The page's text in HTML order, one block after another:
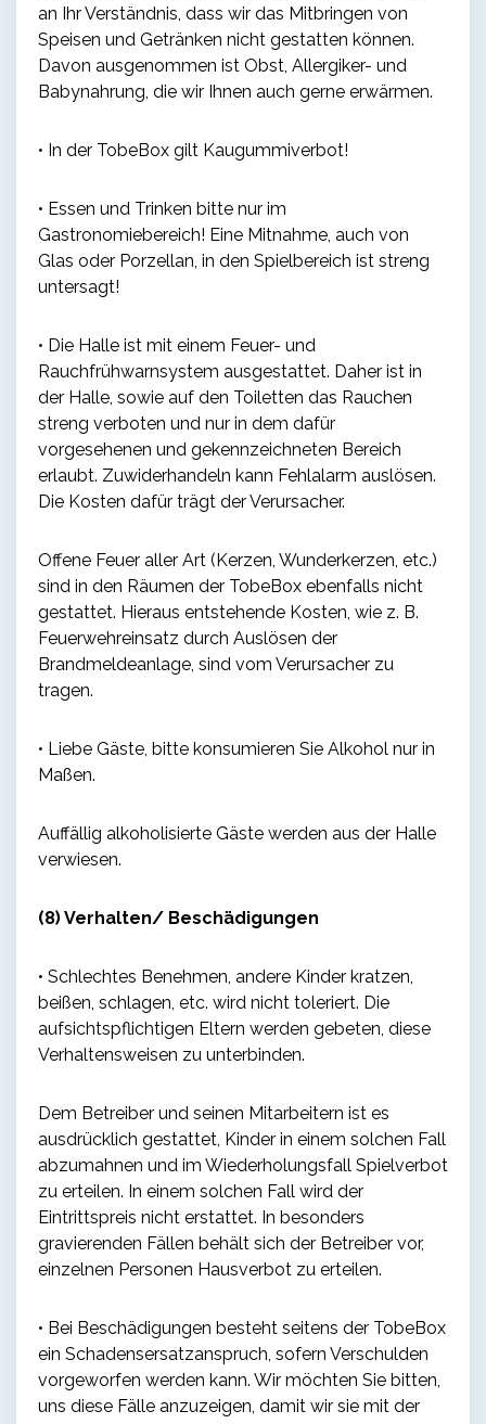
an Ihr Verständnis, dass wir das Mitbringen von
Speisen und Getränken nicht gestatten können.
Davon ausgenommen ist Obst, Allergiker- und
Babynahrung, die wir Ihnen auch gerne erwärmen.
• In der TobeBox gilt Kaugummiverbot!
• Essen und Trinken bitte nur im
Gastronomiebereich! Eine Mitnahme, auch von
Glas oder Porzellan, in den Spielbereich ist streng
untersagt!
• Die Halle ist mit einem Feuer- und
Rauchfrühwarnsystem ausgestattet. Daher ist in
der Halle, sowie auf den Toiletten das Rauchen
streng verboten und nur in dem dafür
vorgesehenen und gekennzeichneten Bereich
erlaubt. Zuwiderhandeln kann Fehlalarm auslösen.
Die Kosten dafür trägt der Verursacher.
Offene Feuer aller Art (Kerzen, Wunderkerzen, etc.)
sind in den Räumen der TobeBox ebenfalls nicht
gestattet. Hieraus entstehende Kosten, wie z. B.
Feuerwehreinsatz durch Auslösen der
Brandmeldeanlage, sind vom Verursacher zu
tragen.
• Liebe Gäste, bitte konsumieren Sie Alkohol nur in
Maßen.
Auffällig alkoholisierte Gäste werden aus der Halle
verwiesen.
(8) Verhalten/ Beschädigungen
• Schlechtes Benehmen, andere Kinder kratzen,
beißen, schlagen, etc. wird nicht toleriert. Die
aufsichtspflichtigen Eltern werden gebeten, diese
Verhaltensweisen zu unterbinden.
Dem Betreiber und seinen Mitarbeitern ist es
ausdrücklich gestattet, Kinder in einem solchen Fall
abzumahnen und im Wiederholungsfall Spielverbot
zu erteilen. In einem solchen Fall wird der
Eintrittspreis nicht erstattet. In besonders
gravierenden Fällen behält sich der Betreiber vor,
einzelnen Personen Hausverbot zu erteilen.
• Bei Beschädigungen besteht seitens der TobeBox
ein Schadensersatzanspruch, sofern Verschulden
vorgeworfen werden kann. Wir möchten Sie bitten,
uns diese Fälle anzuzeigen, damit wir sie mit der